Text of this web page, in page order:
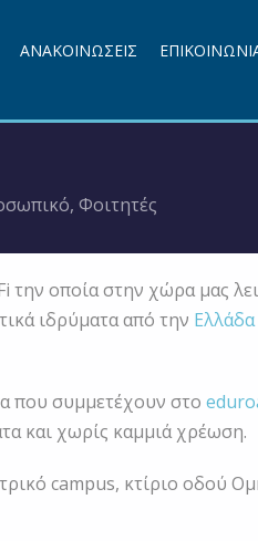
ΑΝΑΚΟΙΝΩΣΕΙΣ
, Φοιτητές
την οποία στην χώρα μας
ιδρύματα από την Ελλάδα
που συμμετέχουν στο
και χωρίς καμμιά χρέωση.
campus, κτίριο οδού